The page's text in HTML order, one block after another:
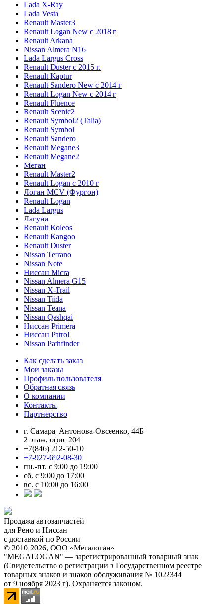
Lada X-Ray
Lada Vesta
Renault Master3
Renault Logan New с 2018 г
Renault Arkana
Nissan Almera N16
Lada Largus Cross
Renault Duster с 2015 г.
Renault Kaptur
Renault Sandero New с 2014 г
Renault Logan New с 2014 г
Renault Fluence
Renault Scenic2
Renault Symbol2 (Talia)
Renault Symbol
Renault Sandero
Renault Megane3
Renault Megane2
Меган
Renault Master2
Renault Logan c 2010 г
Логан МСV (Фургон)
Renault Logan
Lada Largus
Лагуна
Renault Koleos
Renault Kangoo
Renault Duster
Nissan Terrano
Nissan Note
Ниссан Micra
Nissan Almera G15
Nissan X-Trail
Nissan Tiida
Nissan Teana
Nissan Qashqai
Ниссан Primera
Ниссан Patrol
Nissan Pathfinder
Как сделать заказ
Мои заказы
Профиль пользователя
Обратная связь
О компании
Контакты
Партнерство
г. Самара, Антонова-Овсеенко, 44Б
2 этаж, офис 204
+7(846) 212-50-10
+7-927-692-08-30
пн.-пт. с 9:00 до 19:00
сб. с 9:00 до 17:00
вс. с 10:00 до 16:00
Продажа автозапчастей
для Рено и Ниссан
с доставкой по России
© 2010-2026, ООО «Мегалоган»
"MEGALOGAN" — зарегистрированный товарный знак
(Свидетельство о регистрации в Государственном реестре
товарных знаков и знаков обслуживания № 1022344
от 9 ноября 2023 г). Охраняется законом.